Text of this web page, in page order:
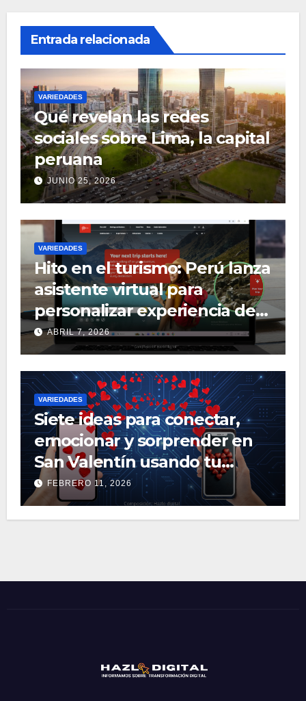
Entrada relacionada
VARIEDADES
Qué revelan las redes
sociales sobre Lima, la capital
peruana
JUNIO 25, 2026
VARIEDADES
Hito en el turismo: Perú lanza
asistente virtual para
personalizar experiencia de
viaje
ABRIL 7, 2026
VARIEDADES
Siete ideas para conectar,
emocionar y sorprender en
San Valentín usando tu
celular
FEBRERO 11, 2026